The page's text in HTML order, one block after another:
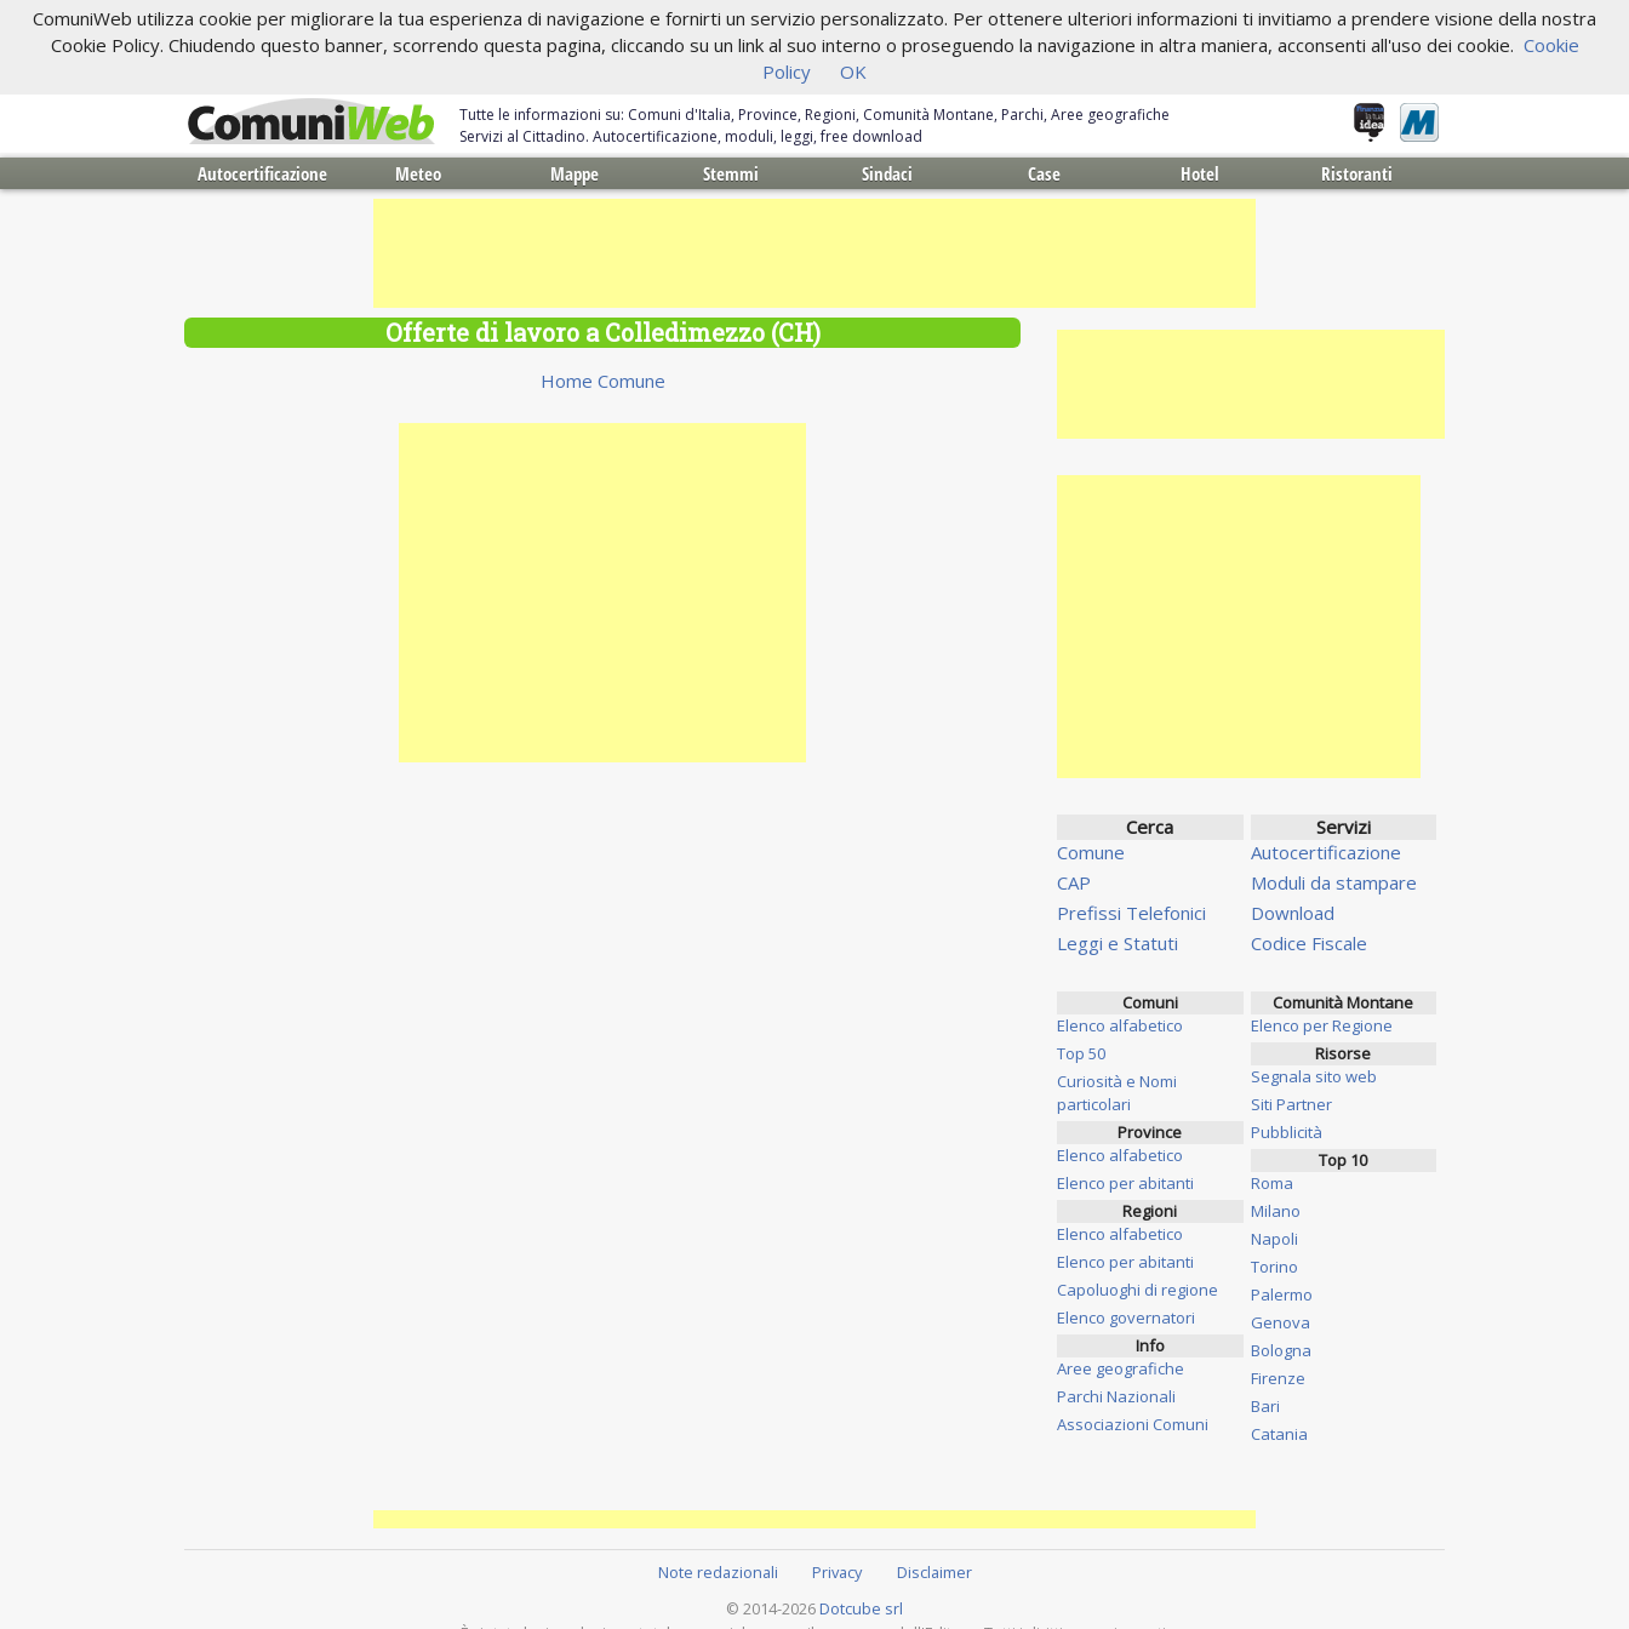
ComuniWeb utilizza cookie per migliorare la tua esperienza di navigazione e fornirti un servizio personalizzato. Per ottenere ulteriori informazioni ti invitiamo a prendere visione della nostra
Cookie Policy. Chiudendo questo banner, scorrendo questa pagina, cliccando su un link al suo interno o proseguendo la navigazione in altra maniera, acconsenti all'uso dei cookie. Cookie
Policy
OK
Tutte le informazioni su: Comuni d'Italia, Province, Regioni, Comunità Montane, Parchi, Aree geografiche
Servizi al Cittadino. Autocertificazione, moduli, leggi, free download
Autocertificazione Meteo Mappe Stemmi Sindaci Case Hotel Ristoranti
Offerte di lavoro a Colledimezzo (CH)
Home Comune
Cerca
Comune
CAP
Prefissi Telefonici
Leggi e Statuti
Servizi
Autocertificazione
Moduli da stampare
Download
Codice Fiscale
Comuni
Elenco alfabetico
Top 50
Curiosità e Nomi
particolari
Province
Elenco alfabetico
Elenco per abitanti
Regioni
Elenco alfabetico
Elenco per abitanti
Capoluoghi di regione
Elenco governatori
Info
Aree geografiche
Parchi Nazionali
Associazioni Comuni
Comunità Montane
Elenco per Regione
Risorse
Segnala sito web
Siti Partner
Pubblicità
Top 10
Roma
Milano
Napoli
Torino
Palermo
Genova
Bologna
Firenze
Bari
Catania
Note redazionali Privacy
Disclaimer
© 2014-2026 Dotcube srl